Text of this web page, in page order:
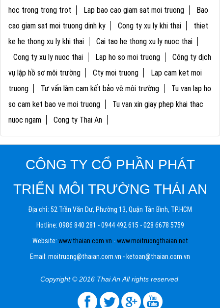
hoc trong trong trot
Lap bao cao giam sat moi truong
Bao
cao giam sat moi truong dinh ky
Cong ty xu ly khi thai
thiet
ke he thong xu ly khi thai
Cai tao he thong xu ly nuoc thai
Cong ty xu ly nuoc thai
Lap ho so moi truong
Công ty dịch
vụ lập hồ sơ môi trường
Cty moi truong
Lap cam ket moi
truong
Tư vấn làm cam kết bảo vệ môi trường
Tu van lap ho
so cam ket bao ve moi truong
Tu van xin giay phep khai thac
nuoc ngam
Cong ty Thai An
CÔNG TY CỔ PHẦN PHÁT
TRIỂN MÔI TRƯỜNG THÁI AN
Địa chỉ: 52 Trần Văn Dư, Phường 13, Quận Tân Bình, TP.HCM
Hotline: 0986 840 281 - 0944 492 615 - 028 6678 5759
Website: www.thaian.com.vn -www.moitruongthaian.net
Email: moitruong@thaian.com.vn - ketoan@thaian.com.vn
Copyright © 2016 Thai An All rights reserved